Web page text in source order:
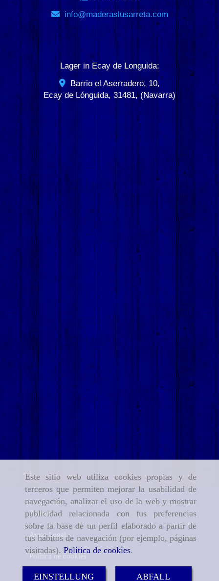
Este sitio web utiliza cookies propias y de
terceros que permiten mejorar la usabilidad de
navegación, analizar el uso de la web y mostrar
publicidad relacionada con tus preferencias
sobre la base de un perfil elaborado a partir de
tus hábitos de navegación (por ejemplo, páginas
visitadas). Política de cookies.
EINSTELLUNG ABFALL
info
maderaslusarreta.com
Lager in Ecay de Longuida:
Barrio el Aserradero, 10,
Ecay de Lónguida, 31481,(Navarra)
Zuhause
Aviso Legal
Política de cookies
Política de Privacidad